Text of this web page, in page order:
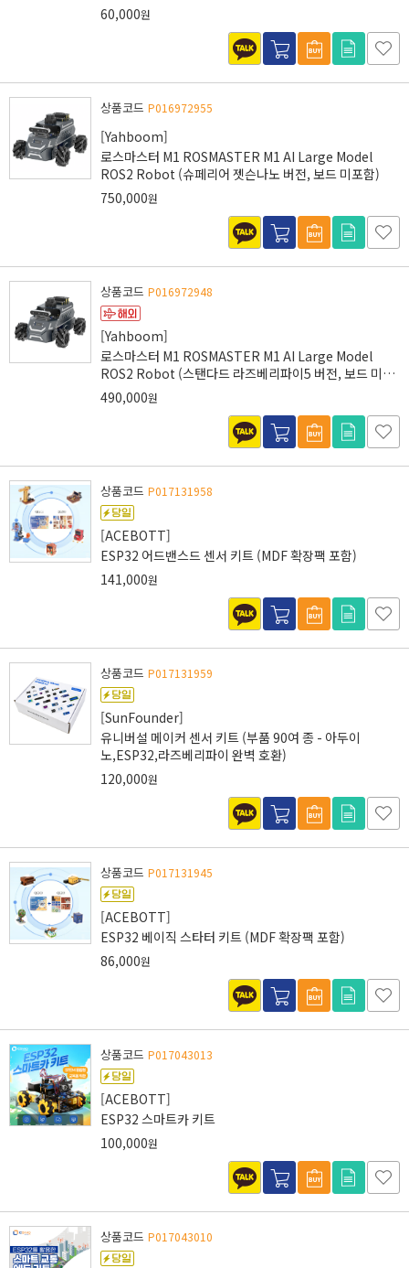
60,000원
상품코드 P016972955
[Yahboom]
로스마스터 M1 ROSMASTER M1 AI Large Model
ROS2 Robot (슈페리어 젯슨나노 버전, 보드 미포함)
750,000원
상품코드 P016972948
[Yahboom]
로스마스터 M1 ROSMASTER M1 AI Large Model
ROS2 Robot (스탠다드 라즈베리파이5 버전, 보드 미포
함)
490,000원
상품코드 P017131958
[ACEBOTT]
ESP32 어드밴스드 센서 키트 (MDF 확장팩 포함)
141,000원
상품코드 P017131959
[SunFounder]
유니버설 메이커 센서 키트 (부품 90여 종 - 아두이
노,ESP32,라즈베리파이 완벽 호환)
120,000원
상품코드 P017131945
[ACEBOTT]
ESP32 베이직 스타터 키트 (MDF 확장팩 포함)
86,000원
상품코드 P017043013
[ACEBOTT]
ESP32 스마트카 키트
100,000원
상품코드 P017043010